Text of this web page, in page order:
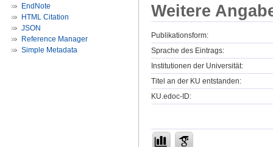
EndNote
HTML Citation
JSON
Reference Manager
Simple Metadata
Weitere
Publikationsform:
Sprache des Eintrags:
Institutionen der Universität:
Titel an der KU entstanden:
KU.edoc-ID: